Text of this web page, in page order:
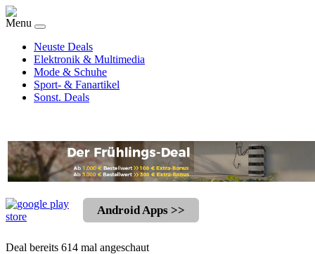
Menu
Neuste Deals
Elektronik & Multimedia
Mode & Schuhe
Sport- & Fanartikel
Sonst. Deals
Android Apps >>
Deal bereits 614 mal angeschaut